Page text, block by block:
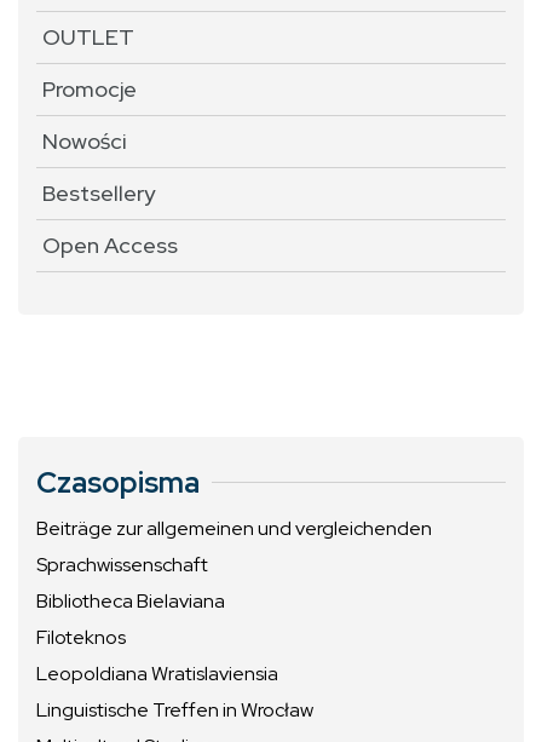
OUTLET
Promocje
Nowości
Bestsellery
Open Access
Czasopisma
Beiträge zur allgemeinen und vergleichenden
Sprachwissenschaft
Bibliotheca Bielaviana
Filoteknos
Leopoldiana Wratislaviensia
Linguistische Treffen in Wrocław